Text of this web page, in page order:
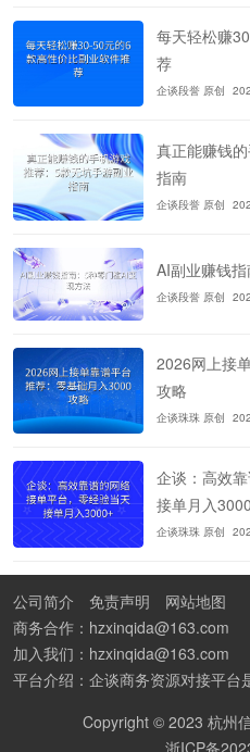
每天轻松赚
荐
企谈段誉 原创
真正能赚钱
指南
企谈段誉 原创
AI副业赚钱
企谈段誉 原创
2026网上接
攻略
企谈珠珠 原创
企谈：高效
接单月入
企谈珠珠 原创
公司简介 免责声明
网站地图
商务合作：hzxinqida@163.com
加入我们：hzxinqida@163.com
Copyright © 2023 杭州
浙ICP备